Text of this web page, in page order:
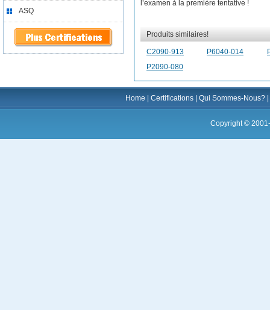
ASQ
l’examen à la première tentative !
Produits similaires!
C2090-913 P6040-014
P2090-080
Home Certifications Qui Sommes-Nous?
Copyright ©